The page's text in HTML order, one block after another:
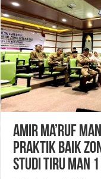
Amir Ma’ruf
Praktik Baik
Studi Tiru MAN